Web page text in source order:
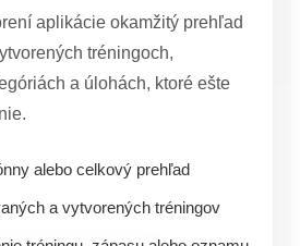
aplikácie okamžitý prehľad
tréningoch,
a úlohách, ktoré ešte
alebo celkový prehľad
a vytvorených tréningov